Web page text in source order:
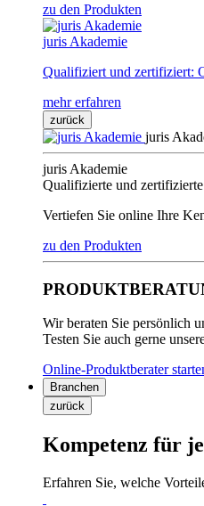
zu den Produkten
juris Akademie
Qualifiziert und zertifiziert:
mehr erfahren
zurück
juris
juris Akademie
Qualifizierte und
Vertiefen Sie online Ihre
zu den Produkten
Wir beraten Sie persönlich
Testen Sie auch gerne
Online-Produktberater
Branchen
zurück
Kompetenz für
Erfahren Sie, welche